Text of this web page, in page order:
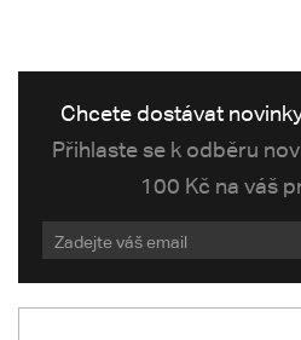
Chcete dostávat
Přihlaste se k odběru
100 Kč na váš